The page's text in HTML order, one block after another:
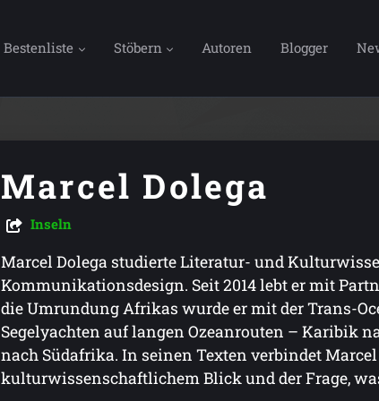
Bestenliste Stöbern Autoren Blogger
Marcel Dolega
Inseln
Marcel Dolega studierte Literatur- und
Kommunikationsdesign. Seit 2014 lebt er mit
die Umrundung Afrikas wurde er mit der Trans-
Segelyachten auf langen Ozeanrouten – Karibik
nach Südafrika. In seinen Texten verbindet
kulturwissenschaftlichem Blick und der Frage,